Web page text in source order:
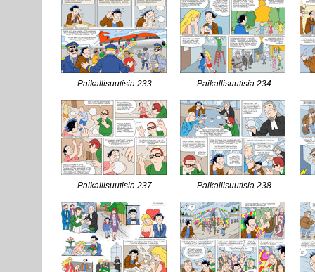
Paikallisuutisia 233 Paikallisuutisia 234
Paikallisuutisia 237 Paikallisuutisia 238